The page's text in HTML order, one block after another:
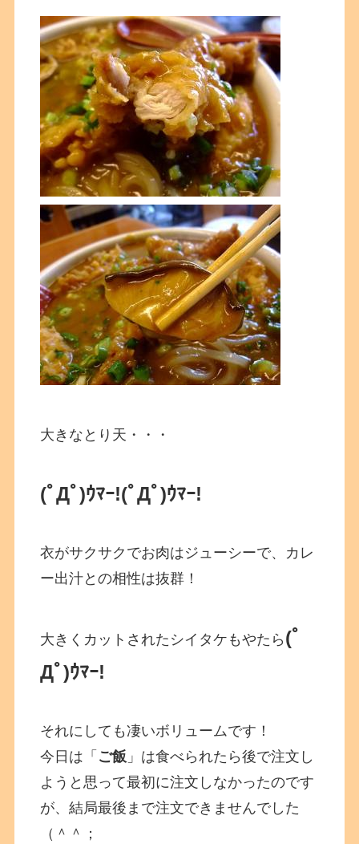
大きなとり天・・・
(ﾟДﾟ)ｳﾏｰ!(ﾟДﾟ)ｳﾏｰ!
衣がサクサクでお肉はジューシーで、カレ
ー出汁との相性は抜群！
大きくカットされたシイタケもやたら (ﾟ
Дﾟ)ｳﾏｰ!
それにしても凄いボリュームです！
今日は「 ご飯 」は食べられたら後で注文し
ようと思って最初に注文しなかったのです
が、結局最後まで注文できませんでした
（＾＾；